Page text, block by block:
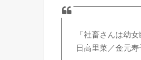
「社畜さんは幼
日高里菜／金元